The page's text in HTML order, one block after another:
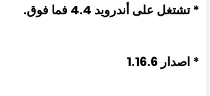
* تشتغل على أندرويد 4.4 فما فوق.
* اصدار 1.16.6